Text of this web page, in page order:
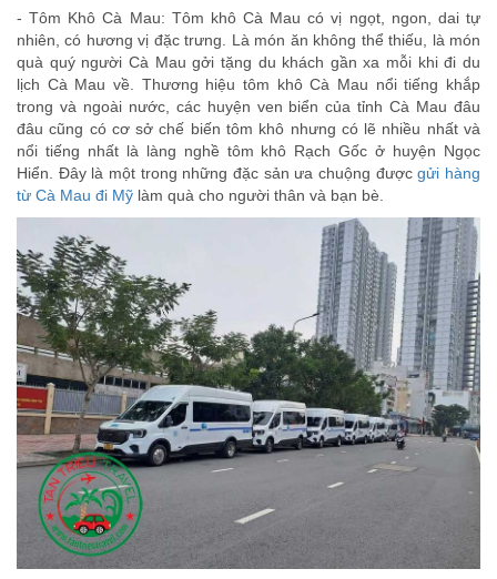
- Tôm Khô Cà Mau: Tôm khô Cà Mau có vị ngọt, ngon, dai tự
nhiên, có hương vị đặc trưng. Là món ăn không thể thiếu, là món
quà quý người Cà Mau gởi tặng du khách gần xa mỗi khi đi du
lịch Cà Mau về. Thương hiệu tôm khô Cà Mau nổi tiếng khắp
trong và ngoài nước, các huyện ven biển của tỉnh Cà Mau đâu
đâu cũng có cơ sở chế biến tôm khô nhưng có lẽ nhiều nhất và
nổi tiếng nhất là làng nghề tôm khô Rạch Gốc ở huyện Ngọc
Hiển. Đây là một trong những đặc sản ưa chuộng đượcgửi hàng
từ Cà Mau đi Mỹ làm quà cho người thân và bạn bè.